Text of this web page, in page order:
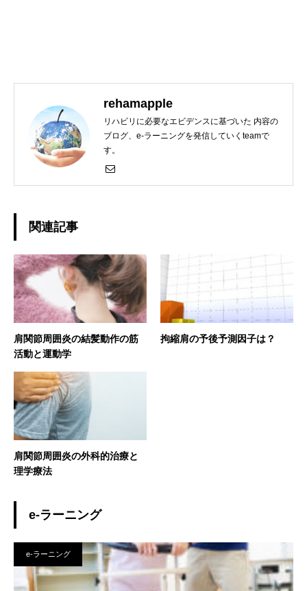
rehamapple
リハビリに必要なエビデンスに基づいた 内容の
ブログ、e-ラーニングを発信していくteamで
す。
関連記事
肩関節周囲炎の結髪動作の筋
活動と運動学
拘縮肩の予後予測因子は？
肩関節周囲炎の外科的治療と
理学療法
e-ラーニング
e-ラーニング